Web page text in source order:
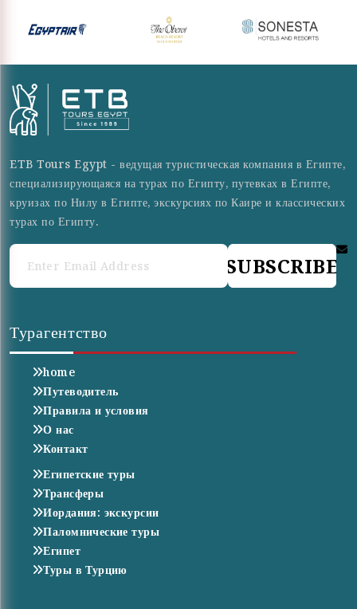
ETB Tours Egypt - ведущая туристическая компания в Египте,
специализирующаяся на турах по Египту, путевках в Египте,
круизах по Нилу в Египте, экскурсиях по Каире и классических
турах по Египту.
SUBSCRIBE
Турагентство
home
Путеводитель
Правила и условия
О нас
Контакт
Египетские туры
Трансферы
Иордания: экскурсии
Паломнические туры
Египет
Туры в Турцию